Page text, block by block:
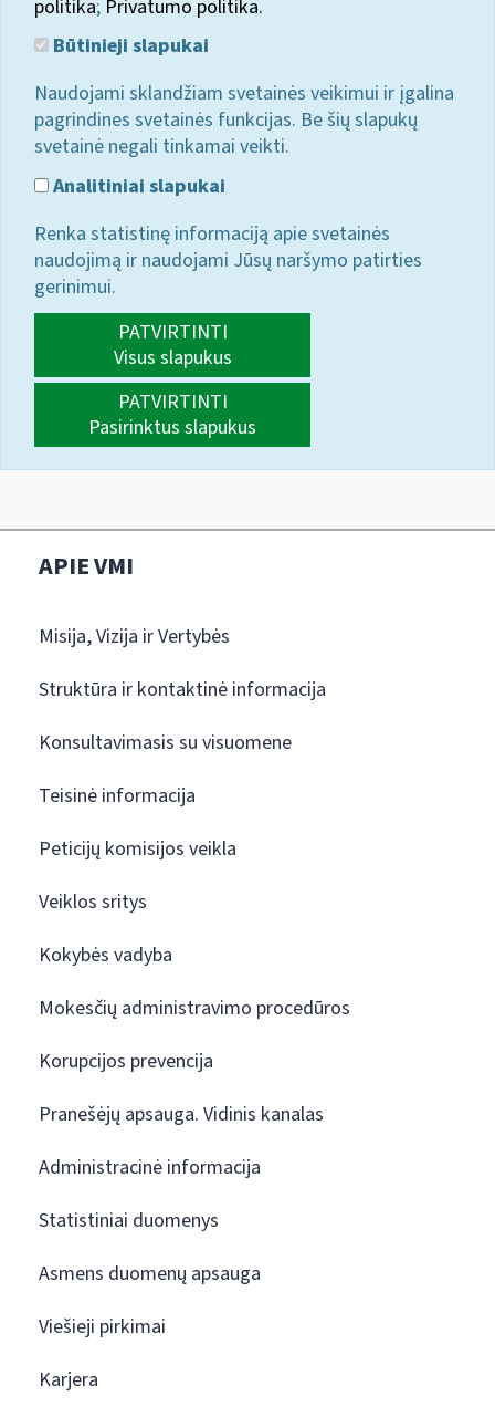
politika; Privatumo politika.
Būtinieji slapukai
Naudojami sklandžiam svetainės veikimui ir įgalina
pagrindines svetainės funkcijas. Be šių slapukų
svetainė negali tinkamai veikti.
Analitiniai slapukai
Renka statistinę informaciją apie svetainės
naudojimą ir naudojami Jūsų naršymo patirties
gerinimui.
PATVIRTINTI
Visus slapukus
PATVIRTINTI
Pasirinktus slapukus
APIE VMI
Misija, Vizija ir Vertybės
Struktūra ir kontaktinė informacija
Konsultavimasis su visuomene
Teisinė informacija
Peticijų komisijos veikla
Veiklos sritys
Kokybės vadyba
Mokesčių administravimo procedūros
Korupcijos prevencija
Pranešėjų apsauga. Vidinis kanalas
Administracinė informacija
Statistiniai duomenys
Asmens duomenų apsauga
Viešieji pirkimai
Karjera